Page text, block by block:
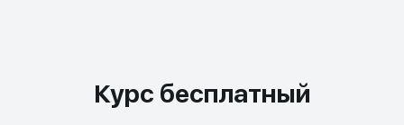
Курс бесплатный